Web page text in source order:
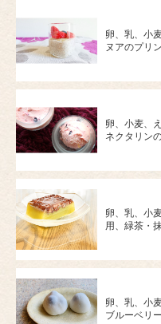
卵、乳、小
ヌアのプリ
卵、小麦、
ネクタリン
卵、乳、小
用、緑茶・
卵、乳、小
ブルーベリ